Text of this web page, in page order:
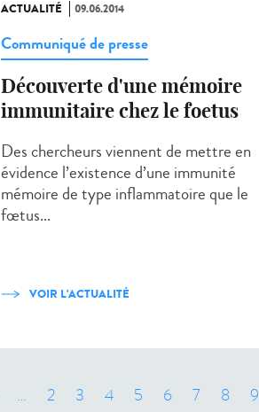
ACTUALITÉ 09.06.2014
Communiqué de presse
Découverte d'une mémoire
immunitaire chez le foetus
Des chercheurs viennent de mettre en
évidence l’existence d’une immunité
mémoire de type inflammatoire que le
fœtus...
VOIR L'ACTUALITÉ
‹ précédent
… 2 3 4 5 6 7 8 9